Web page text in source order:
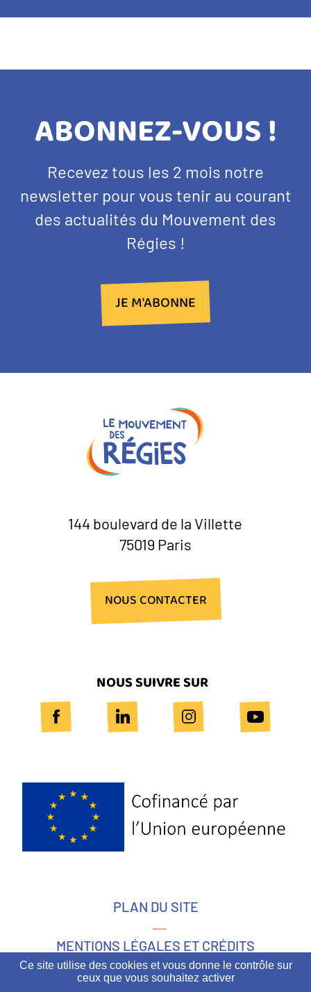
TITRE
BANDEAU
NEWSLETTER
ABONNEZ-VOUS !
Texte
d'introduction
Recevez tous les 2 mois notre
newsletter pour vous tenir au courant
des actualités du Mouvement des
Régies !
JE M'ABONNE
NOUS CONTACTER
144 boulevard de la Villette
75019 Paris
NOUS SUIVRE SUR
Logo
Europe
PLAN DU SITE
MENTIONS LÉGALES ET CRÉDITS
ACCESSIBILITÉ
Ce site utilise des cookies et vous donne le contrôle sur
ceux que vous souhaitez activer